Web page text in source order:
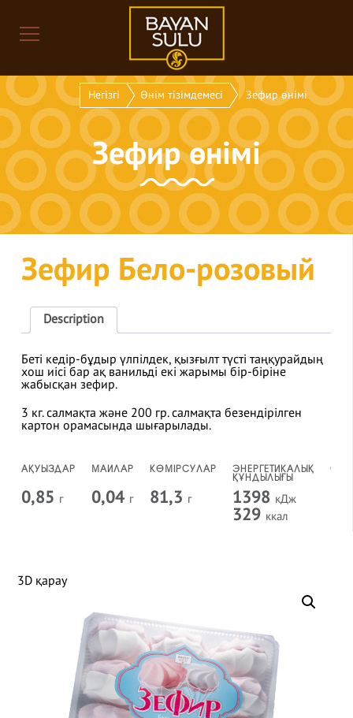
Негізгі Өнім тізімдемесі Зефир өнімі
Зефир өнімі
Зефир Бело-розовый
Description
Беті кедір-бұдыр үлпілдек, қызғылт түсті таңқурайдың
хош иісі бар ақ ванильді екі жарымы бір-біріне
жабысқан зефир.
3 кг. салмақта және 200 гр. салмақта безендірілген
картон орамасында шығарылады.
АҚУЫЗДАР МАЙЛАР КӨМІРСУЛАР ЭНЕРГЕТИКАЛЫҚ
ҚҰНДЫЛЫҒЫ
0,85 г 0,04 г 81,3 г 1398 кДж
329 ккал
3D қарау